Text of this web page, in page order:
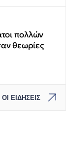
πολλών
θεωρίες
ΕΙΔΗΣΕΙΣ